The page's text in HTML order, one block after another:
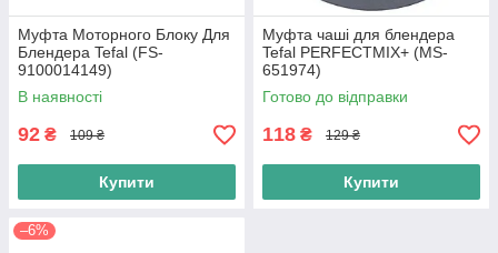
Муфта Моторного Блоку Для
Блендера Tefal (FS-
9100014149)
В наявності
92 ₴ 109 ₴
Купити
Муфта чаші для блендера
Tefal PERFECTMIX+ (MS-
651974)
Готово до відправки
118 ₴ 129 ₴
Купити
–6%